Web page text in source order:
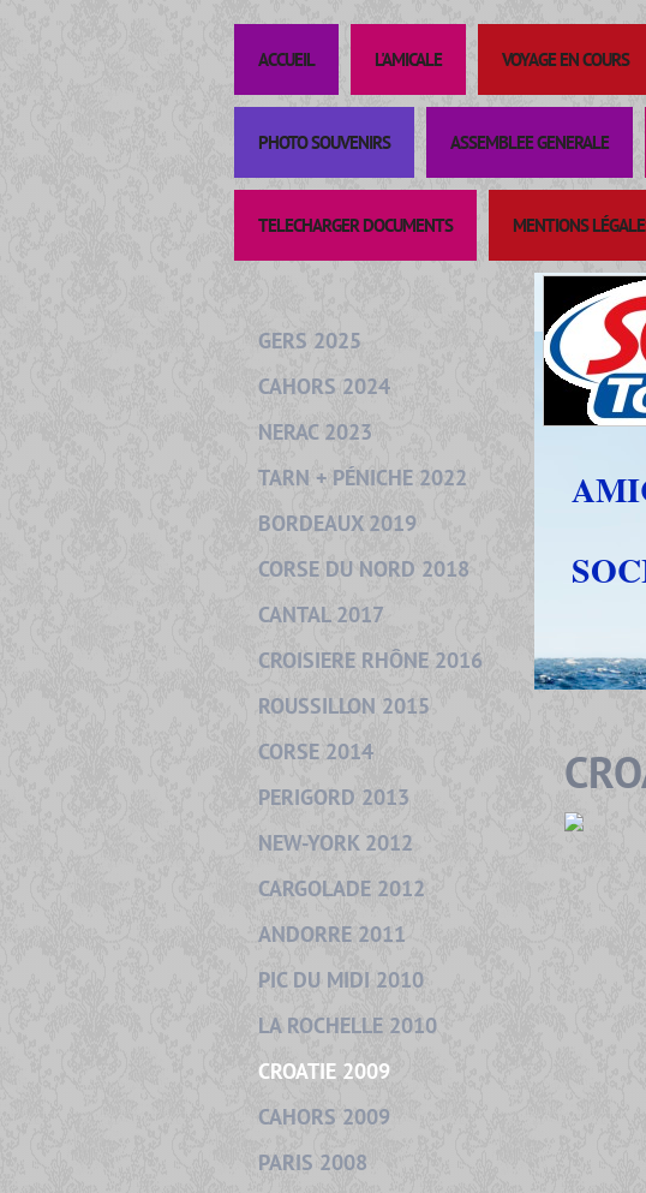
ACCUEIL L'AMICALE VOYAGE EN COURS
PHOTO SOUVENIRS ASSEMBLEE GENERALE
TELECHARGER DOCUMENTS MENTIONS
GERS 2025
CAHORS 2024
NERAC 2023
TARN + PÉNICHE 2022
BORDEAUX 2019
CORSE DU NORD 2018
CANTAL 2017
CROISIERE RHÔNE 2016
ROUSSILLON 2015
CORSE 2014
PERIGORD 2013
NEW-YORK 2012
CARGOLADE 2012
ANDORRE 2011
PIC DU MIDI 2010
LA ROCHELLE 2010
CROATIE 2009
CAHORS 2009
PARIS 2008